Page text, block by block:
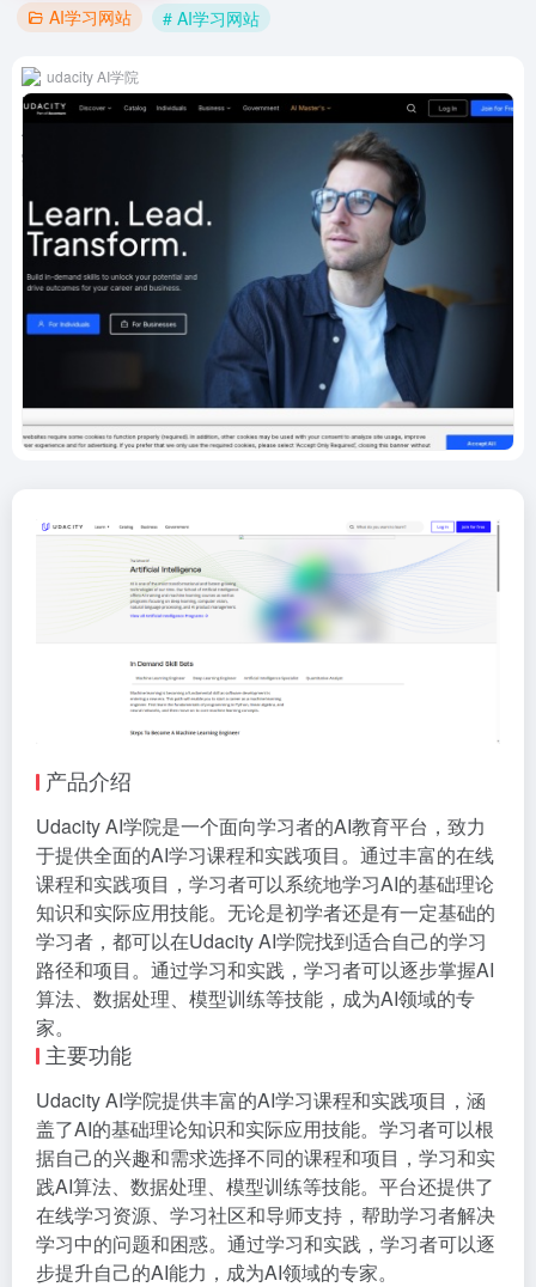
AI学习网站 # AI学习网站
udacity AI学院
产品介绍
Udacity AI学院是一个面向学习者的AI教育平台，致力
于提供全面的AI学习课程和实践项目。通过丰富的在线
课程和实践项目，学习者可以系统地学习AI的基础理论
知识和实际应用技能。无论是初学者还是有一定基础的
学习者，都可以在Udacity AI学院找到适合自己的学习
路径和项目。通过学习和实践，学习者可以逐步掌握AI
算法、数据处理、模型训练等技能，成为AI领域的专
家。
主要功能
Udacity AI学院提供丰富的AI学习课程和实践项目，涵
盖了AI的基础理论知识和实际应用技能。学习者可以根
据自己的兴趣和需求选择不同的课程和项目，学习和实
践AI算法、数据处理、模型训练等技能。平台还提供了
在线学习资源、学习社区和导师支持，帮助学习者解决
学习中的问题和困惑。通过学习和实践，学习者可以逐
步提升自己的AI能力，成为AI领域的专家。